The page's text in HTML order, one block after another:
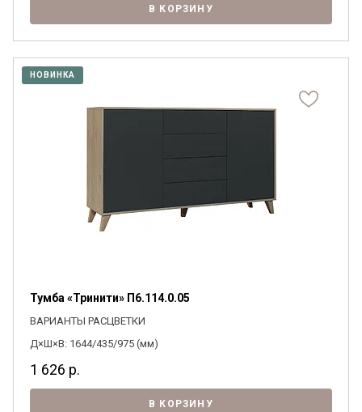
В КОРЗИНУ
НОВИНКА
Тумба «Тринити» П6.114.0.05
ВАРИАНТЫ РАСЦВЕТКИ
Д×Ш×В: 1644/435/975 (мм)
1 626 р.
В КОРЗИНУ